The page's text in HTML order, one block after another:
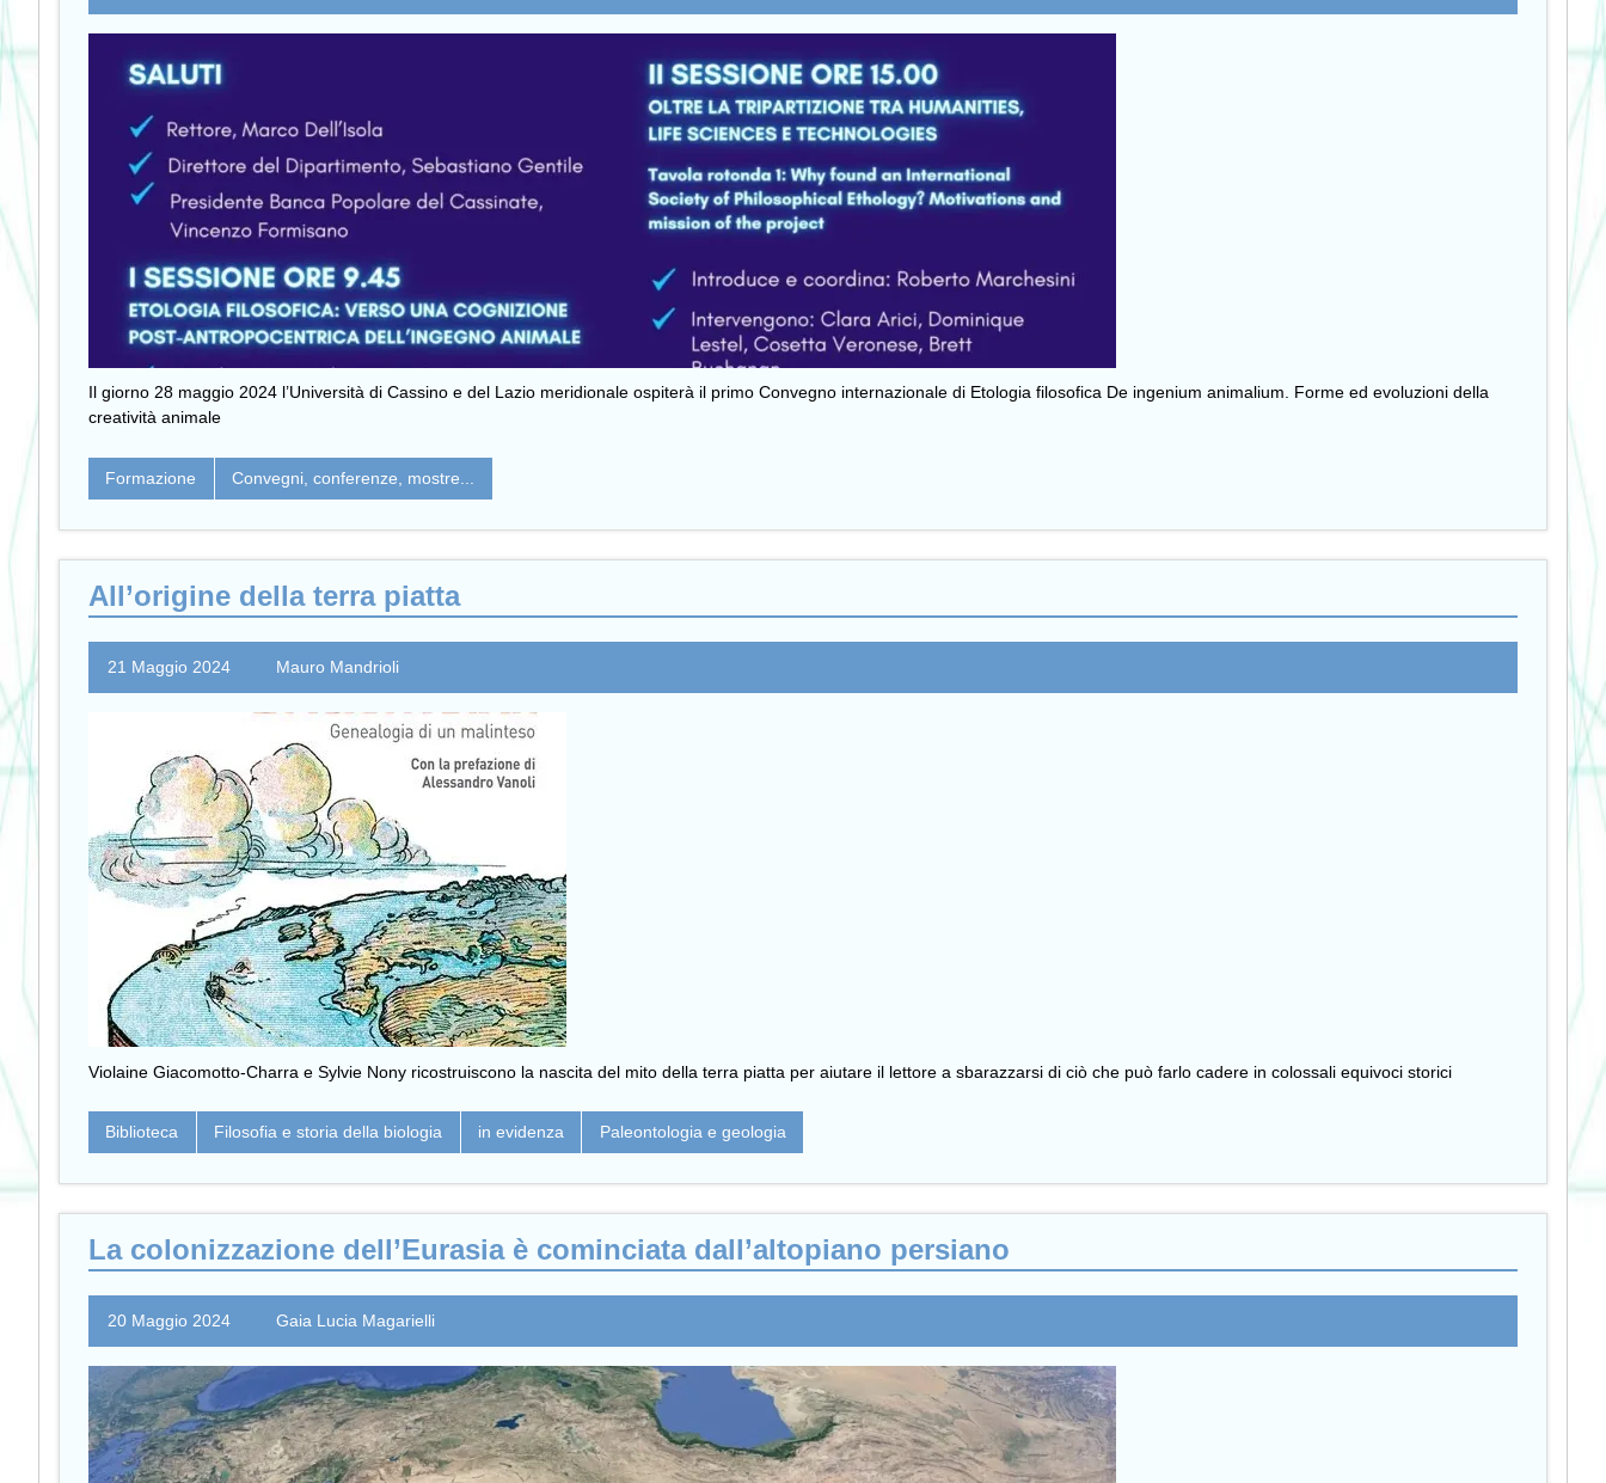
Il giorno 28 maggio 2024 l’Università di Cassino e del Lazio meridionale ospiterà il primo Convegno internazionale di Etologia filosofica De ingenium animalium. Forme ed evoluzioni della
creatività animale
Formazione Convegni, conferenze, mostre...
All’origine della terra piatta
21 Maggio 2024 Mauro Mandrioli
Violaine Giacomotto-Charra e Sylvie Nony ricostruiscono la nascita del mito della terra piatta per aiutare il lettore a sbarazzarsi di ciò che può farlo cadere in colossali equivoci storici
Biblioteca Filosofia e storia della biologia in evidenza Paleontologia e geologia
La colonizzazione dell’Eurasia è cominciata dall’altopiano persiano
20 Maggio 2024 Gaia Lucia Magarielli